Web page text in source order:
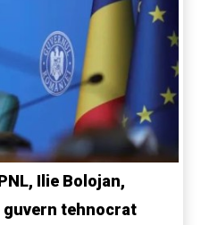
Ilie Bolojan,
tehnocrat